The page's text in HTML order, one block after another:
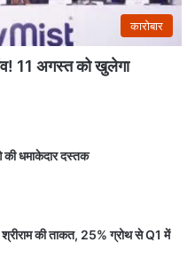
कारोबार
11 अगस्त को खुलेगा
धमाकेदार दस्तक
श्रीराम की ताकत, 25% ग्रोथ से Q1 में